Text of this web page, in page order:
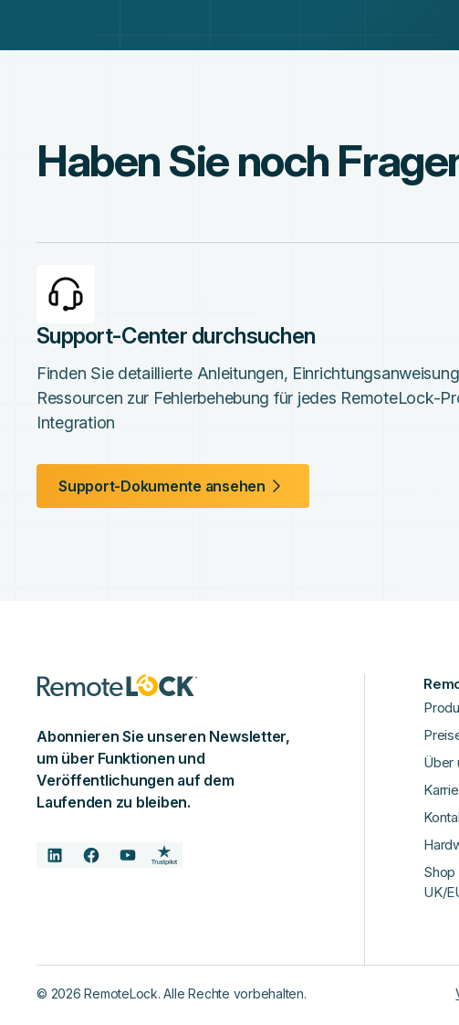
Haben Sie noch
Support-Center durchsuchen
Finden Sie detaillierte Anleitungen,
Ressourcen zur Fehlerbehebung für jedes RemoteLock-
Integration
Support-Dokumente ansehen
Abonnieren Sie unseren Newsletter,
um über Funktionen und
Veröffentlichungen auf dem
Laufenden zu bleiben.
Über
Shop
UK/
© 2026 RemoteLock. Alle Rechte vorbehalten.